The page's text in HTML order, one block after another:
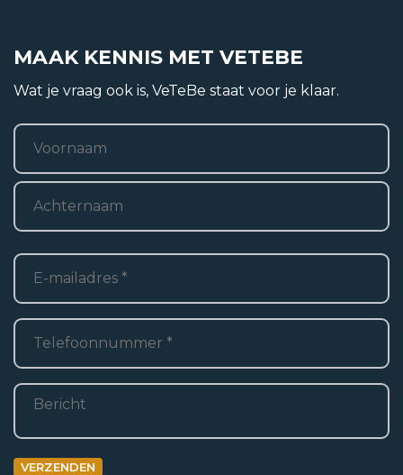
MAAK KENNIS MET VETEBE
Wat je vraag ook is, VeTeBe staat voor je klaar.
Naam
Voornaam
E-
mailadres*
Telefoon
Bericht
VERZENDEN